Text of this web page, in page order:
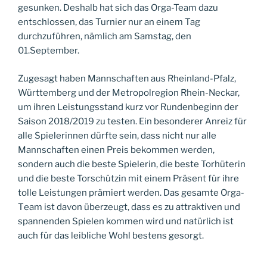
gesunken. Deshalb hat sich das Orga-Team dazu
entschlossen,das Turnier nur an einem Tag
durchzuführen, nämlich am Samstag, den
01.September.
Zugesagt haben Mannschaften aus Rheinland-Pfalz,
Württemberg und der Metropolregion Rhein-Neckar,
um ihren Leistungsstand kurz vor Rundenbeginn der
Saison 2018/2019 zu testen. Ein besonderer Anreiz für
alle Spielerinnen dürfte sein, dass nicht nur alle
Mannschaften einen Preis bekommen werden,
sondern auch die beste Spielerin, die beste Torhüterin
und die beste Torschützin mit einem Präsent für ihre
tolle Leistungen prämiert werden. Das gesamte Orga-
Team ist davon überzeugt, dass es zu attraktiven und
spannenden Spielen kommen wird und natürlich ist
auch für das leibliche Wohl bestens gesorgt.